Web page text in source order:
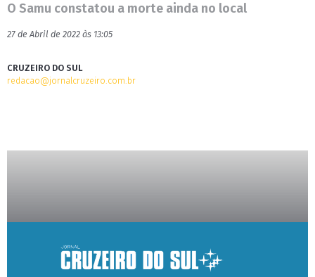
O Samu constatou a morte ainda no local
27 de Abril de 2022 às 13:05
CRUZEIRO DO SUL
redacao@jornalcruzeiro.com.br